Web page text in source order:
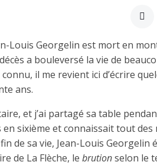
Louis Georgelin est mort en
a bouleversé la vie de
il me revient ici d’écrire
ans.
et j’ai partagé sa table
sixième et connaissait tout
de sa vie, Jean-Louis Georgelin
de La Flèche, le brutionselon le